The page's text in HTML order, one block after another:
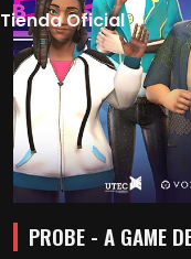
Tienda Oficial
PROBE - A GAME